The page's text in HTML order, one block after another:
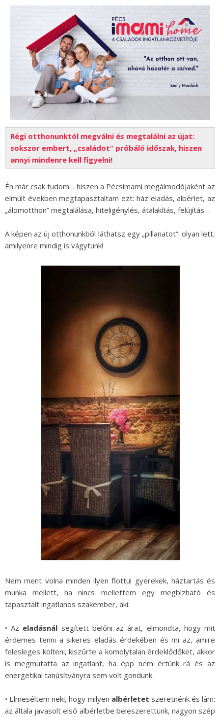
Régi otthonunktól megválni és megtalálni az újat:
sokszor embert, „családot” próbáló időszak, hiszen
annyi mindenre kell figyelni!
Én már csak tudom… hiszen a Pécsimami megálmodójaként az
elmúlt években megtapasztaltam ezt: ház eladás, albérlet, az
„álomotthon” megtalálása, hiteligénylés, átalakítás, felújítás…
A képen az új otthonunkból láthatsz egy „pillanatot”: olyan lett,
amilyenre mindig is vágytunk!
Nem ment volna minden ilyen flottul gyerekek, háztartás és
munka mellett, ha nincs mellettem egy megbízható és
tapasztalt ingatlanos szakember, aki:
• Az eladásnál segített belőni az árat, elmondta, hogy mit
érdemes tenni a sikeres eladás érdekében és mi az, amire
felesleges költeni, kiszűrte a komolytalan érdeklődőket, akkor
is megmutatta az ingatlant, ha épp nem értünk rá és az
energetikai tanúsítványra sem volt gondunk.
• Elmeséltem neki, hogy milyen albérletet szeretnénk és lám:
az általa javasolt első albérletbe beleszerettünk, nagyon szép